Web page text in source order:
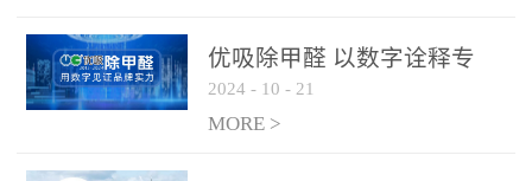
优吸除甲醛 以数字诠释专
业，尽显除醛品牌实力！
2024 - 10 - 21
MORE >